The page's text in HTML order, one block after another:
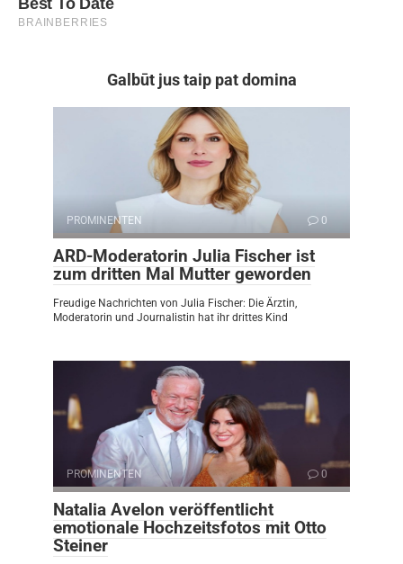
Galbūt jus taip pat domina
PROMINENTEN 0
ARD-Moderatorin Julia Fischer ist
zum dritten Mal Mutter geworden
Freudige Nachrichten von Julia Fischer: Die Ärztin,
Moderatorin und Journalistin hat ihr drittes Kind
PROMINENTEN 0
Natalia Avelon veröffentlicht
emotionale Hochzeitsfotos mit Otto
Steiner